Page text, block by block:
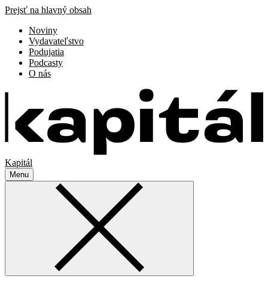
Prejsť na hlavný obsah
Noviny
Vydavateľstvo
Podujatia
Podcasty
O nás
Kapitál
Menu